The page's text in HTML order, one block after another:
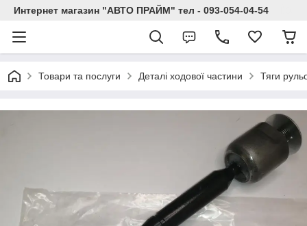
Интернет магазин "АВТО ПРАЙМ" тел - 093-054-04-54
Товари та послуги Деталі ходової частини Тяги